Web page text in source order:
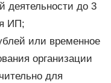
деятельности до 3
ИП;
или временное
организации
для